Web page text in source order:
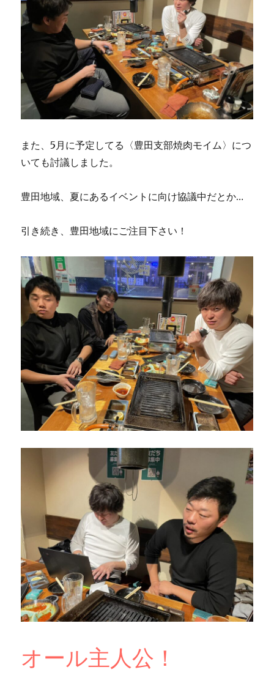
また、5月に予定してる〈豊田支部焼肉モイム〉につ
いても討議しました。
豊田地域、夏にあるイベントに向け協議中だとか…
引き続き、豊田地域にご注目下さい！
オール主人公！